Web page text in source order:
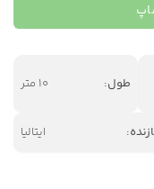
طول: 10 متر
ایتالیا